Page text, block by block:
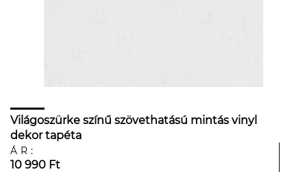
Világoszürke színű szövethatású mintás vinyl
dekor tapéta
ÁR:
10 990 Ft